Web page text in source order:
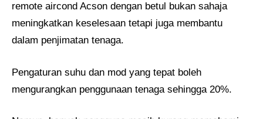
remote aircond Acson dengan betul bukan sahaja
meningkatkan keselesaan tetapi juga membantu
dalam penjimatan tenaga.
Pengaturan suhu dan mod yang tepat boleh
mengurangkan penggunaan tenaga sehingga 20%.